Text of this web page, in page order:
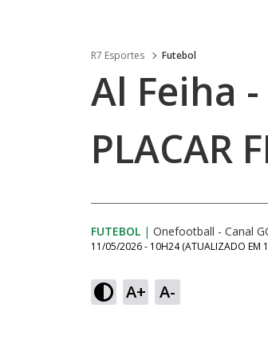
R7 Esportes Futebol
Al Feiha
PLACAR
FUTEBOL | Onefootball - Canal
11/05/2026 - 10H24 (ATUALIZADO EM
A+ A-